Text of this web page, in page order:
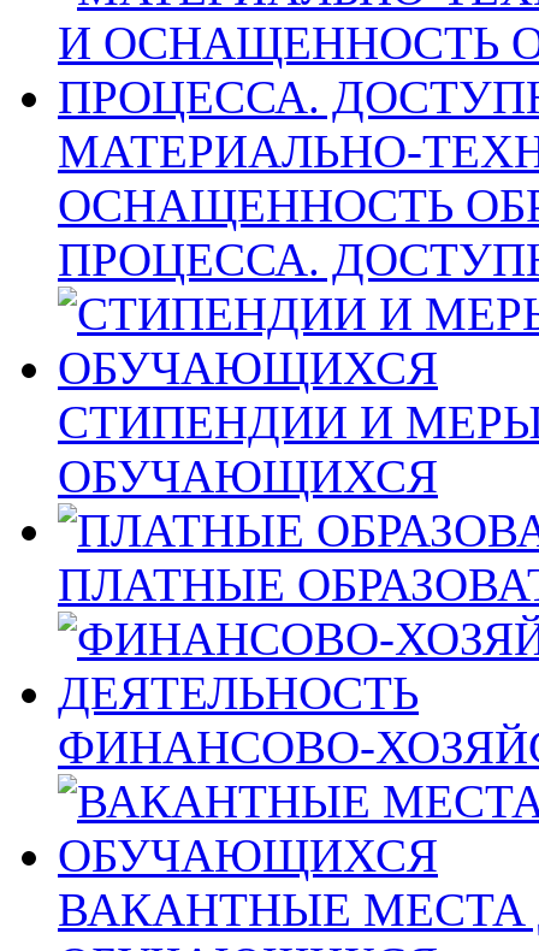
МАТЕРИАЛЬНО-
ОСНАЩЕННОСТЬ
ПРОЦЕССА.
СТИПЕНДИИ И
ОБУЧАЮЩИХСЯ
ПЛАТНЫЕ
ФИНАНСОВО-
ВАКАНТНЫЕ МЕСТА